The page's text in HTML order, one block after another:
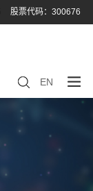
股票代码：300676
EN